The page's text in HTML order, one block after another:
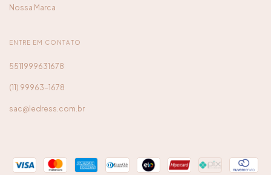
Nossa Marca
ENTRE EM CONTATO
5511999631678
(11) 99963-1678
sac@ledress.com.br